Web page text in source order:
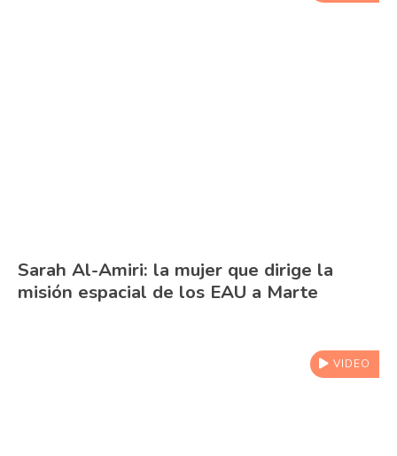
Sarah Al-Amiri: la mujer que dirige la
misión espacial de los EAU a Marte
VIDEO